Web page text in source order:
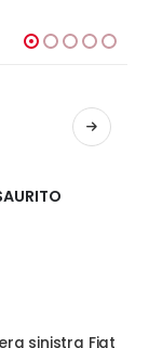
sinistra Fiat